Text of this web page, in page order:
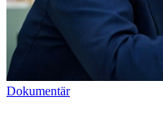
Dokumentär